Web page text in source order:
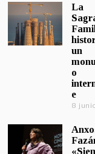
La
un
o
e
8